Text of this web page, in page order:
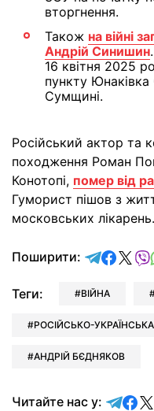
вторгнення.
Також на війні
Андрій Синишин
16 квітня 2025
пункту
Сумщині.
Російський актор та
походження Роман
Конотопі, помер від
Гуморист пішов з
московських лікарень.
Поширити:
Теги: ВІЙНА
РОСІЙСЬКО-
АНДРІЙ БЄДНЯКОВ
Читайте нас у: